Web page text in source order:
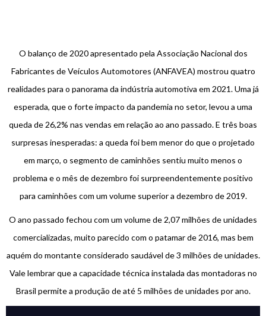
O balanço de 2020 apresentado pela Associação Nacional dos
Fabricantes de Veículos Automotores (ANFAVEA) mostrou quatro
realidades para o panorama da indústria automotiva em 2021. Uma já
esperada, que o forte impacto da pandemia no setor, levou a uma
queda de 26,2% nas vendas em relação ao ano passado. E três boas
surpresas inesperadas: a queda foi bem menor do que o projetado
em março, o segmento de caminhões sentiu muito menos o
problema e o mês de dezembro foi surpreendentemente positivo
para caminhões com um volume superior a dezembro de 2019.
O ano passado fechou com um volume de 2,07 milhões de unidades
comercializadas, muito parecido com o patamar de 2016, mas bem
aquém do montante considerado saudável de 3 milhões de unidades.
Vale lembrar que a capacidade técnica instalada das montadoras no
Brasil permite a produção de até 5 milhões de unidades por ano.